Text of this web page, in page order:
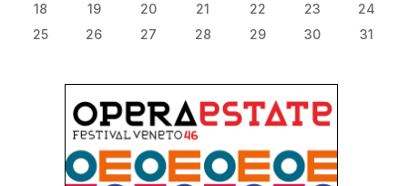
18
19 20 21 22 23
24
25
26 27 28 29 30 31